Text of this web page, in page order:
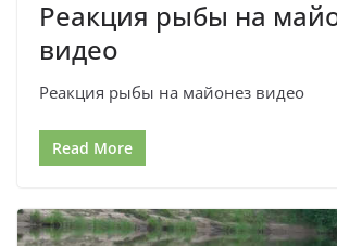
Реакция рыбы на
видео
Реакция рыбы на майонез видео
Read More